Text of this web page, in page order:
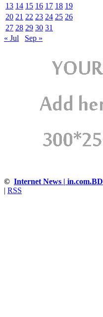
13 14 15 16 17 18 19
20 21 22 23 24 25 26
27 28 29 30 31
« Jul
Sep »
© Internet News | in.com.BD
RSS